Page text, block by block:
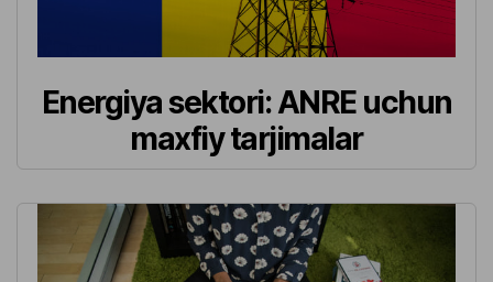
Energiya sektori: ANRE uchun
maxfiy tarjimalar